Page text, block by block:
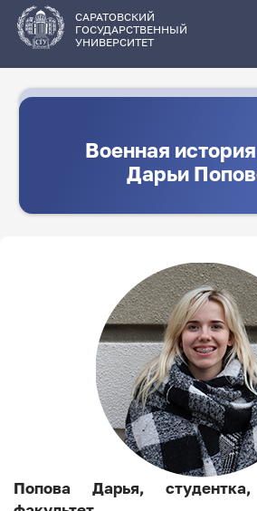
основному
содержанию
САРАТОВСКИЙ
ГОСУДАРСТВЕННЫЙ
УНИВЕРСИТЕТ
Военная
Дарьи
Попова Дарья, студентка,